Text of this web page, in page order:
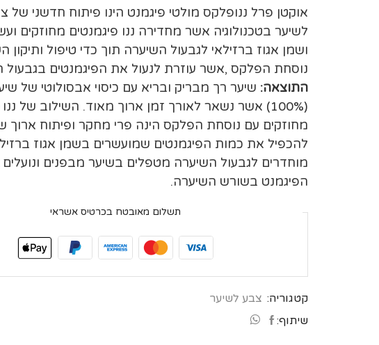
אוקטן פרל ננופלקס מולטי פיגמנט הינו פיתוח חדשני של
לשיער בטכנולוגיה אשר מחדירה ננו פיגמנטים מחוזקים
ושמן אגוז ברזילאי לגבעול השיערה תוך כדי טיפול
נוסחת הפלקס ,אשר עוזרת לנעול את הפיגמנטים בגבעול
התוצאה: שיער רך מבריק ובריא עם כיסוי אבסולוטי של
(100%) אשר נשאר לאורך זמן ארוך מאוד. השילוב של
מחוזקים עם נוסחת הפלקס הינה פרי מחקר ופיתוח ארוך
להכפיל את כמות הפיגמנטים שמועשרים בשמן אגוז
מוחדרים לגבעול השיערה מטפלים בשיער מבפנים
הפיגמנט בשורש השיערה.
תשלום מאובטח בכרטיס אשראי
קטגוריה: צבע לשיער
שיתוף: